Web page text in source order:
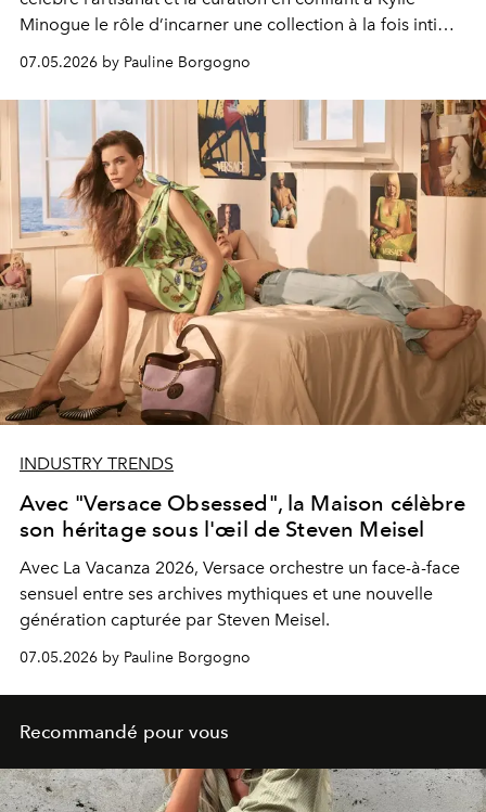
Minogue le rôle d’incarner une collection à la fois intime
07.05.2026 by Pauline Borgogno
INDUSTRY TRENDS
Avec "Versace Obsessed", la Maison célèbre
son héritage sous l'œil de Steven Meisel
Avec La Vacanza 2026, Versace orchestre un face-à-face
sensuel entre ses archives mythiques et une nouvelle
génération capturée par Steven Meisel.
07.05.2026 by Pauline Borgogno
Recommandé pour vous